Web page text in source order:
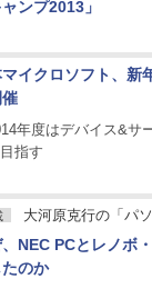
ンプ2013」
マイクロソフト、新
年度はデバイス&サ
指す
大河原克行の「パ
NEC PCとレノボ
のか